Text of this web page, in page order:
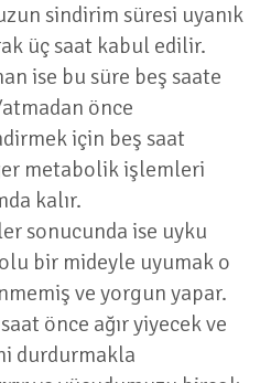
sindirim süresi uyanık
üç saat kabul edilir.
ise bu süre beş saate
önce
için beş saat
metabolik işlemleri
kalır.
sonucunda ise uyku
bir mideyle uyumak o
ve yorgun yapar.
önce ağır yiyecek ve
durdurmakla